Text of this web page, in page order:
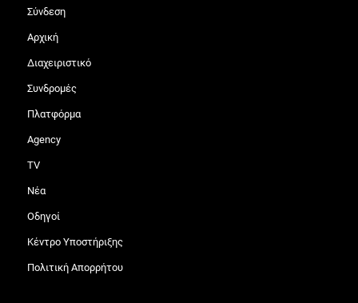
Σύνδεση
Αρχική
Διαχειριστικό
Συνδρομές
Πλατφόρμα
Agency
TV
Νέα
Οδηγοί
Κέντρο Υποστήριξης
Πολιτική Απορρήτου